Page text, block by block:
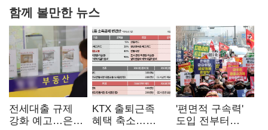
함께 볼만한 뉴스
전세대출 규제
강화 예고…은행
KTX 출퇴근족
혜택 축소…
'편면적 구속력'
도입 전부터